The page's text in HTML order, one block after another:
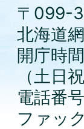
〒099-
北海道
開庁時
（土日
電話番
ファッ